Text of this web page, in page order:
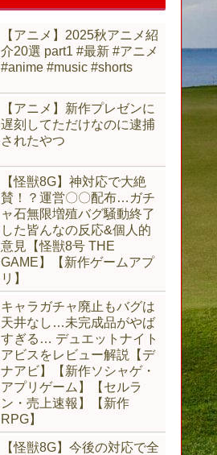
【アニメ】2025秋アニメ紹
介20選 part1 #最新 #アニメ
#anime #music #shorts
【アニメ】新作プレゼンに
遅刻してただけなのに逮捕
されたやつ
【怪獣8G】神対応で大絶
賛！？運営〇〇配布…ガチ
ャ石無限増殖バグ騒動終了
した皆んなの反応&個人的
意見【怪獣8号 THE
GAME】【新作ゲームアプ
リ】
キャラガチャ廃止もバグは
天井なし…未完成品がやば
すぎる… デュエットナイト
アビスをレビュー解説【デ
ナアビ】【新作ソシャゲ・
アプリゲーム】【セルラ
ン・売上速報】【新作
RPG】
【怪獣8G】今後の対応で全